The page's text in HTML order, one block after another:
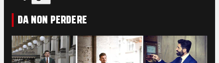
DA NON PERDERE